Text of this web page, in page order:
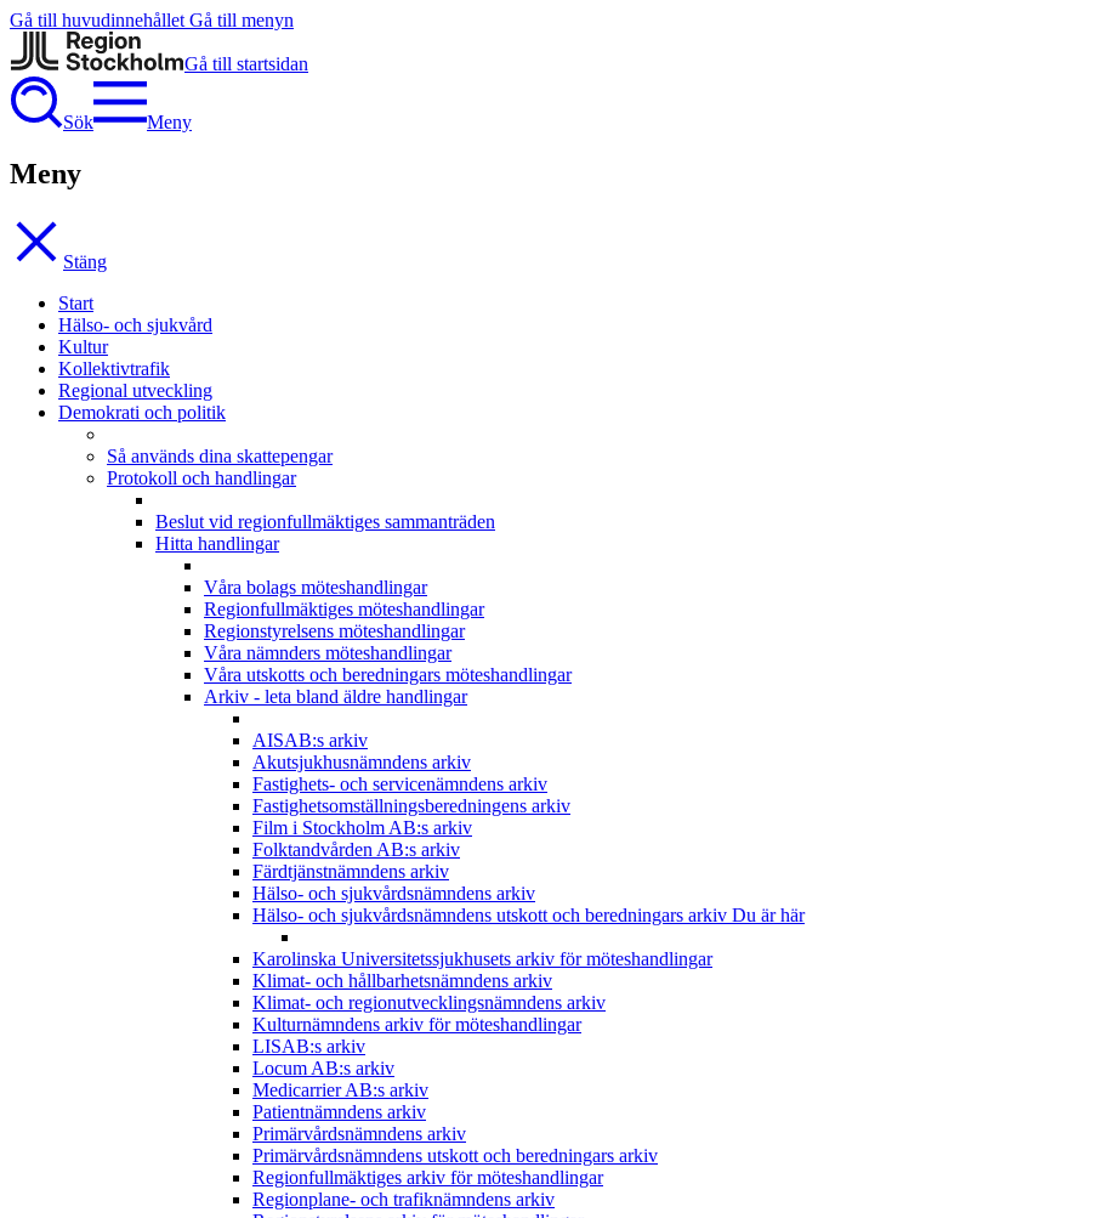
Gå till huvudinnehållet Gå till menyn
Gå till startsidan
Sök Meny
Meny
Stäng
Start
Hälso- och sjukvård
Kultur
Kollektivtrafik
Regional utveckling
Demokrati och politik
Så används dina skattepengar
Protokoll och handlingar
Beslut vid regionfullmäktiges sammanträden
Hitta handlingar
Våra bolags möteshandlingar
Regionfullmäktiges möteshandlingar
Regionstyrelsens möteshandlingar
Våra nämnders möteshandlingar
Våra utskotts och beredningars möteshandlingar
Arkiv - leta bland äldre handlingar
AISAB:s arkiv
Akutsjukhusnämndens arkiv
Fastighets- och servicenämndens arkiv
Fastighetsomställningsberedningens arkiv
Film i Stockholm AB:s arkiv
Folktandvården AB:s arkiv
Färdtjänstnämndens arkiv
Hälso- och sjukvårdsnämndens arkiv
Hälso- och sjukvårdsnämndens utskott och beredningars arkiv Du är här
Karolinska Universitetssjukhusets arkiv för möteshandlingar
Klimat- och hållbarhetsnämndens arkiv
Klimat- och regionutvecklingsnämndens arkiv
Kulturnämndens arkiv för möteshandlingar
LISAB:s arkiv
Locum AB:s arkiv
Medicarrier AB:s arkiv
Patientnämndens arkiv
Primärvårdsnämndens arkiv
Primärvårdsnämndens utskott och beredningars arkiv
Regionfullmäktiges arkiv för möteshandlingar
Regionplane- och trafiknämndens arkiv